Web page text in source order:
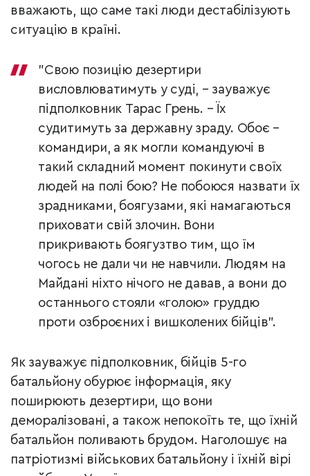
вважають, що саме такі люди дестабілізують
ситуацію в країні.
"Свою позицію дезертири
висловлюватимуть у суді, –​ зауважує
підполковник Тарас Грень. – Їх
судитимуть за державну зраду. Обоє –
командири, а як могли командуючі в
такий складний момент покинути своїх
людей на полі бою? Не побоюся назвати їх
зрадниками, боягузами, які намагаються
приховати свій злочин. Вони
прикривають боягузтво тим, що їм
чогось не дали чи не навчили. Людям на
Майдані ніхто нічого не давав, а вони до
останнього стояли «голою» груддю
проти озброєних і вишколених бійців".
Як зауважує підполковник, бійців 5-го
батальйону обурює інформація, яку
поширюють дезертири, що вони
деморалізовані, а також непокоїть те, що їхній
батальйон поливають брудом. Наголошує на
патріотизмі військових батальйону і їхній вірі